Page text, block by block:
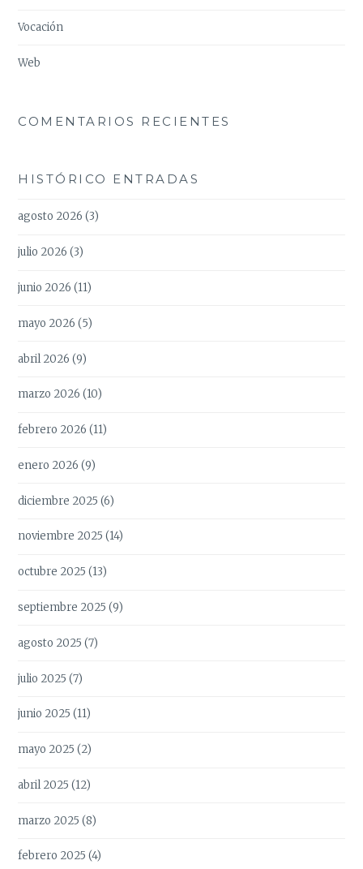
Vocación
Web
COMENTARIOS RECIENTES
HISTÓRICO ENTRADAS
agosto 2026 (3)
julio 2026 (3)
junio 2026 (11)
mayo 2026 (5)
abril 2026 (9)
marzo 2026 (10)
febrero 2026 (11)
enero 2026 (9)
diciembre 2025 (6)
noviembre 2025 (14)
octubre 2025 (13)
septiembre 2025 (9)
agosto 2025 (7)
julio 2025 (7)
junio 2025 (11)
mayo 2025 (2)
abril 2025 (12)
marzo 2025 (8)
febrero 2025 (4)